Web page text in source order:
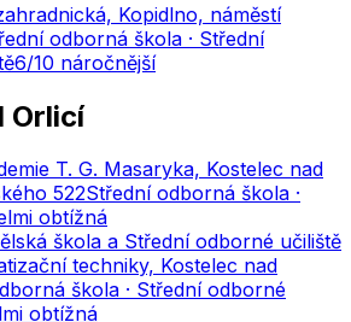
Kopidlno, náměstí
odborná škola · Střední
6/10 náročnější
Orlicí
T. G. Masaryka, Kostelec nad
522Střední odborná škola ·
obtížná
škola a Střední odborné učiliště
techniky, Kostelec nad
škola · Střední odborné
obtížná